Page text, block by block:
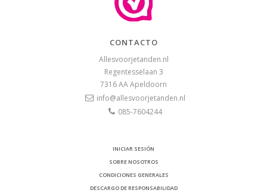
CONTACTO
Allesvoorjetanden.nl
Regentesselaan 3
7316 AAApeldoorn
info@allesvoorjetanden.nl
085-7604244
INICIAR SESIÓN
SOBRE NOSOTROS
CONDICIONES GENERALES
DESCARGO DE RESPONSABILIDAD